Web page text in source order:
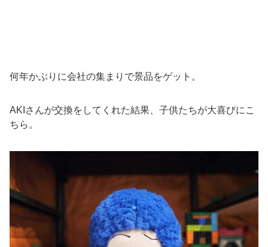
何年かぶりに会社の集まりで景品をゲット。
AKIさんが交換をしてくれた結果、子供たちが大喜びにこ
ちら。